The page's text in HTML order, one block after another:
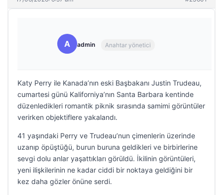
A admin Anahtar yönetici
Katy Perry ile Kanada’nın eski Başbakanı Justin Trudeau,
cumartesi günü Kaliforniya’nın Santa Barbara kentinde
düzenledikleri romantik piknik sırasında samimi görüntüler
verirken objektiflere yakalandı.
41 yaşındaki Perry ve Trudeau’nun çimenlerin üzerinde
uzanıp öpüştüğü, burun buruna geldikleri ve birbirlerine
sevgi dolu anlar yaşattıkları görüldü. İkilinin görüntüleri,
yeni ilişkilerinin ne kadar ciddi bir noktaya geldiğini bir
kez daha gözler önüne serdi.